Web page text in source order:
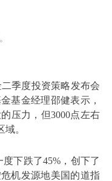
季度投资策略发布会
基金经理邵健表示，
压力，但3000点左右
。
度下跌了45% ，创下了
机发源地美国的道指